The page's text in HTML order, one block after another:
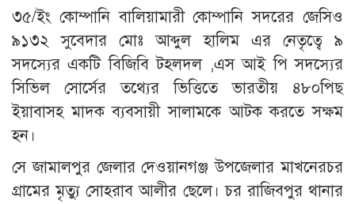
৩৫/ইং কোম্পানি বালিয়ামারী কোম্পানি সদরের জেসিও
৯১৩২ সুবেদার মোঃ আব্দুল হালিম এর নেতৃত্বে ৯
সদস্যের একটি বিজিবি টহলদল ,এস আই পি সদস্যের
সিভিল সোর্সের তথ্যের ভিত্তিতে ভারতীয় ৪৮০পিছ
ইয়াবাসহ মাদক ব্যবসায়ী সালামকে আটক করতে সক্ষম
হন।
সে জামালপুর জেলার দেওয়ানগঞ্জ উপজেলার মাখনেরচর
গ্রামের মৃত্যু সোহরাব আলীর ছেলে। চর রাজিবপুর থানার